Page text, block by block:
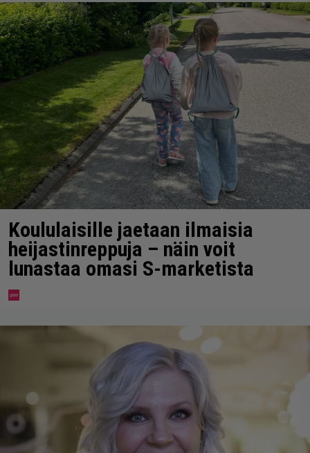
Koululaisille jaetaan ilmaisia
heijastinreppuja – näin voit
lunastaa omasi S-marketista